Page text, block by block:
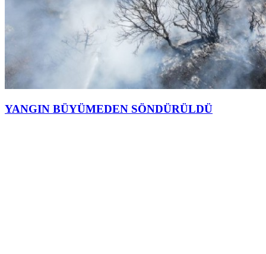
YANGIN BÜYÜMEDEN SÖNDÜRÜLDÜ